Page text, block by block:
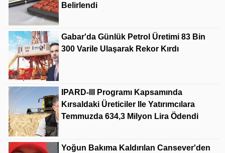
Belirlendi
Gabar'da Günlük Petrol Üretimi 83 Bin
300 Varile Ulaşarak Rekor Kırdı
IPARD-III Programı Kapsamında
Kırsaldaki Üreticiler Ile Yatırımcılara
Temmuzda 634,3 Milyon Lira Ödendi
Yoğun Bakıma Kaldırılan Cansever'den